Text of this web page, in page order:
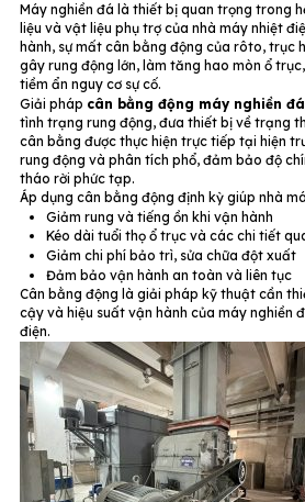
Máy nghiền đá là thiết bị quan trọng trong
liệu và vật liệu phụ trợ của nhà máy nhiệt
hành, sự mất cân bằng động của rôto, trục
gây rung động lớn, làm tăng hao mòn ổ
tiềm ẩn nguy cơ sự cố.
Giải pháp cân bằng động máy nghiền đá
tình trạng rung động, đưa thiết bị về trạng
cân bằng được thực hiện trực tiếp tại hiện
rung động và phân tích phổ, đảm bảo độ
tháo rời phức tạp.
Áp dụng cân bằng động định kỳ giúp nhà
Giảm rung và tiếng ồn khi vận hành
Kéo dài tuổi thọ ổ trục và các chi tiết
Giảm chi phí bảo trì, sửa chữa đột xuất
Đảm bảo vận hành an toàn và liên tục
Cân bằng động là giải pháp kỹ thuật cần
cậy và hiệu suất vận hành của máy nghiền
điện.